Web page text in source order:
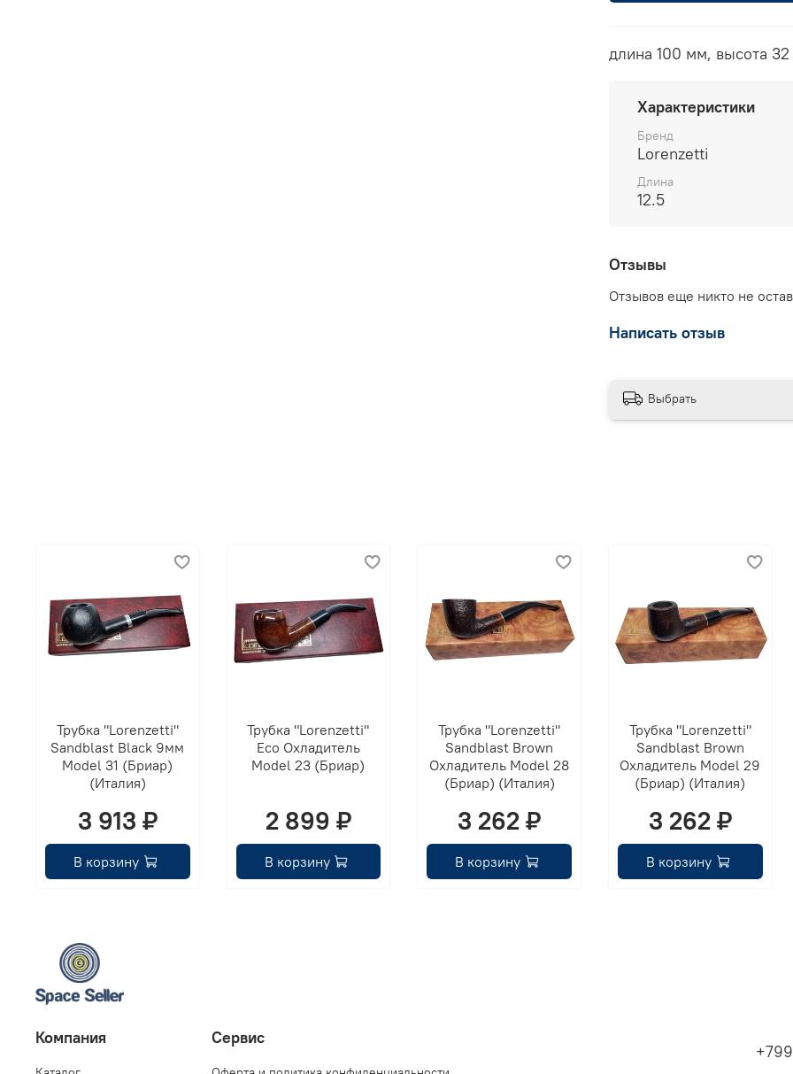
длина 100 мм, высота
Характеристики
Бренд
Lorenzetti
Длина
12.5
Отзывы
Отзывов еще никто не
Написать отзыв
Выбрать
Трубка "Lorenzetti"
Sandblast Black 9мм
Model 31 (Бриар)
(Италия)
3 913 ₽
В корзину
Трубка "Lorenzetti"
Eco Охладитель
Model 23 (Бриар)
2 899 ₽
В корзину
Трубка "Lorenzetti"
Sandblast Brown
Охладитель Model 28
(Бриар) (Италия)
3 262 ₽
В корзину
Трубка "Lorenzetti"
Sandblast Brown
Охладитель Model 29
(Бриар) (Италия)
3 262 ₽
В корзину
Компания Сервис